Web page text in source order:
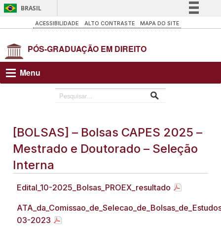
BRASIL
Simplifique!
Participe
Legislação
Canais
ACESSIBILIDADE ALTO CONTRASTE MAPA DO SITE
Menu
[BOLSAS] – Bolsas CAPES 2025 –
Mestrado e Doutorado – Seleção
Interna
Edital_10-2025_Bolsas_PROEX_resultado
03-2023